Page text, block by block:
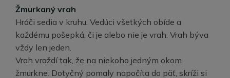
Žmurkaný vrah
Hráči sedia v kruhu. Vedúci všetkých obíde a
každému pošepká, či je alebo nie je vrah. Vrah býva
vždy len jeden.
Vrah vraždí tak, že na niekoho jedným okom
žmurkne. Dotyčný pomaly napočíta do päť, skríži si